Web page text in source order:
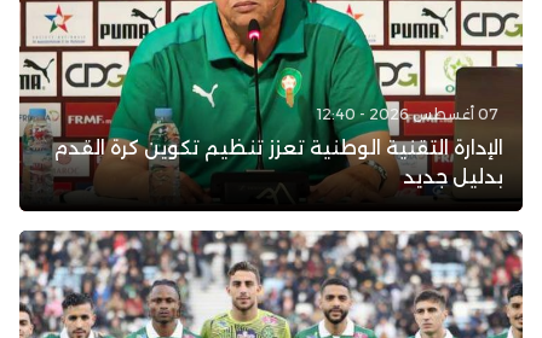
07 أغسطس 2026 - 12:40
الإدارة التقنية الوطنية تعزز تنظيم تكوين كرة القدم
بدليل جديد